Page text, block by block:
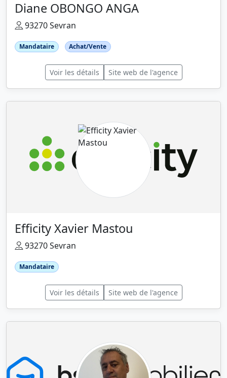
Diane OBONGO ANGA
93270 Sevran
Mandataire Achat/Vente
Voir les détails Site web de l'agence
Efficity Xavier Mastou
93270 Sevran
Mandataire
Voir les détails Site web de l'agence